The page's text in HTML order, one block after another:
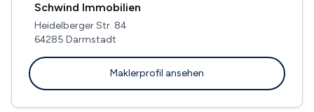
Schwind Immobilien
Heidelberger Str. 84
64285 Darmstadt
Maklerprofil ansehen